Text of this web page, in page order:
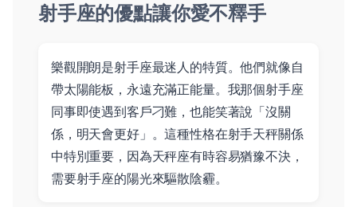
射手座的優點讓你愛不釋手
樂觀開朗是射手座最迷人的特質。他們就像自
帶太陽能板，永遠充滿正能量。我那個射手座
同事即使遇到客戶刁難，也能笑著說「沒關
係，明天會更好」。這種性格在射手天秤關係
中特別重要，因為天秤座有時容易猶豫不決，
需要射手座的陽光來驅散陰霾。